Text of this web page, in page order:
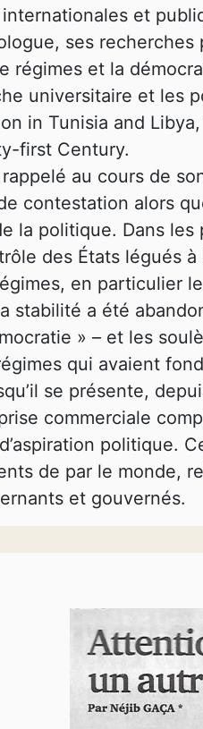
internationales et
ses
régimes et la
universitaire et les
in Tunisia and
first Century.
au cours de
contestation alors
la politique. Dans
des États légués à
en particulier
stabilité a été
» – et les
qui avaient
se présente,
commerciale
politique.
de par le monde,
et gouvernés.